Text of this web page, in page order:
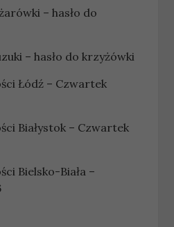
– hasło do
– hasło do krzyżówki
Łódź – Czwartek
Białystok – Czwartek
Bielsko-Biała –